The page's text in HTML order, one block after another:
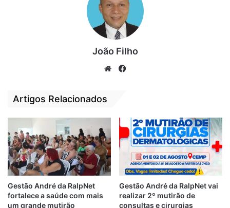
João Filho
We
Artigos Relacionados
Gestão André da RalpNet
fortalece a saúde com mais
um grande mutirão
Gestão André da RalpNet vai
realizar 2º mutirão de
consultas e cirurgias